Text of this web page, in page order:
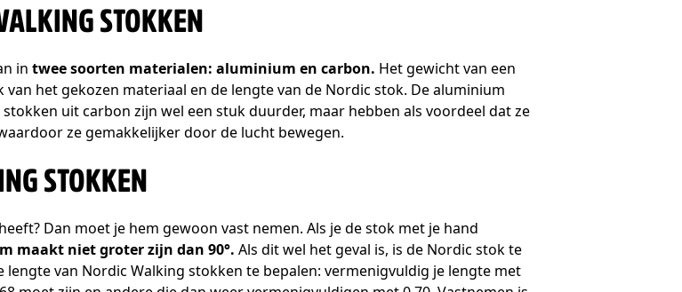
STOKKEN
in twee soorten materialen: aluminium en carbon. Het gewicht van een
het gekozen materiaal en de lengte van de Nordic stok. De aluminium
uit carbon zijn wel een stuk duurder, maar hebben als voordeel dat ze
ze gemakkelijker door de lucht bewegen.
STOKKEN
Dan moet je hem gewoon vast nemen. Als je de stok met je hand
maakt niet groter zijn dan 90°. Als dit wel het geval is, is de Nordic stok te
van Nordic Walking stokken te bepalen: vermenigvuldig je lengte met